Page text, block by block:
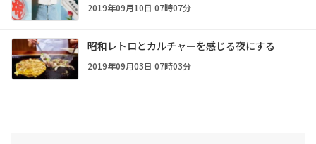
2019年09月10日 07時07分
昭和レトロとカルチャーを感じる夜にする
2019年09月03日 07時03分